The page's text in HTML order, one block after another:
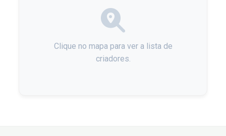
Clique no mapa para ver a lista de
criadores.